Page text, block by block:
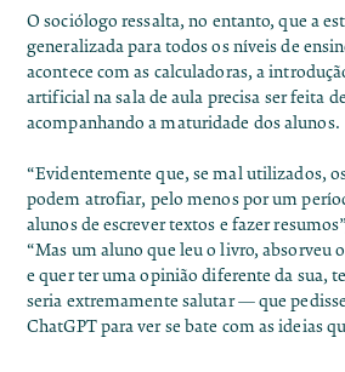
O sociólogo ressalta, no entanto, que a
generalizada para todos os níveis de
acontece com as calculadoras, a
artificial na sala de aula precisa ser feita
acompanhando a maturidade dos alunos.
“Evidentemente que, se mal utilizados,
podem atrofiar, pelo menos por um
alunos de escrever textos e fazer
“Mas um aluno que leu o livro, absorveu
e quer ter uma opinião diferente da sua,
seria extremamente salutar — que
ChatGPT para ver se bate com as ideias